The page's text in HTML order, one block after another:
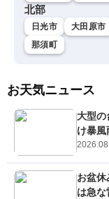
北部
日光市 大田原市
那須町
お天気ニュース
大型
け暴風
お盆
は急な